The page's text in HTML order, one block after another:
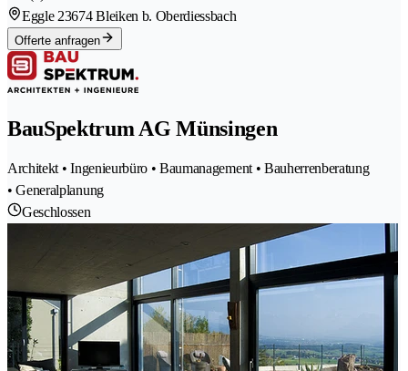
Eggle 23674 Bleiken b. Oberdiessbach
Offerte anfragen
BauSpektrum AG Münsingen
Architekt • Ingenieurbüro • Baumanagement • Bauherrenberatung
• Generalplanung
Geschlossen